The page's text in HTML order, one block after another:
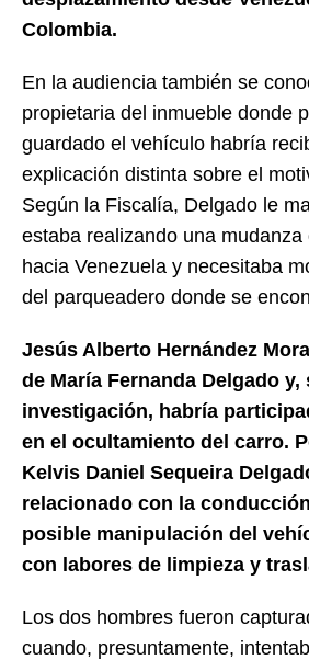
Colombia.
En la audiencia también se
propietaria del inmueble donde
guardado el vehículo habría
explicación distinta sobre el
Según la Fiscalía, Delgado le
estaba realizando una mudanza
hacia Venezuela y necesitaba
del parqueadero donde se
Jesús Alberto Hernández
de María Fernanda Delgado y,
investigación, habría
en el ocultamiento del carro.
Kelvis Daniel Sequeira
relacionado con la
posible manipulación del
con labores de limpieza y
Los dos hombres fueron
cuando, presuntamente,